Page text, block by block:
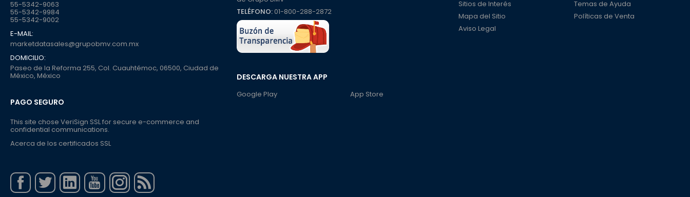
TELÉFONO:01-800-288-2872
DESCARGA NUESTRA APP
Google Play App Store
Sitios de Interés
Mapa del Sitio
Aviso Legal
Temas de Ayuda
Políticas de Venta
55-5342-9063
55-5342-9984
55-5342-9002
E-MAIL:
marketdatasales@grupobmv.com.mx
DOMICILIO:
Paseo de la Reforma 255, Col. Cuauhtémoc, 06500, Ciudad de
México, México
PAGO SEGURO
This site chose VeriSign SSL for secure e-commerce and
confidential communications.
Acerca de los certificados SSL